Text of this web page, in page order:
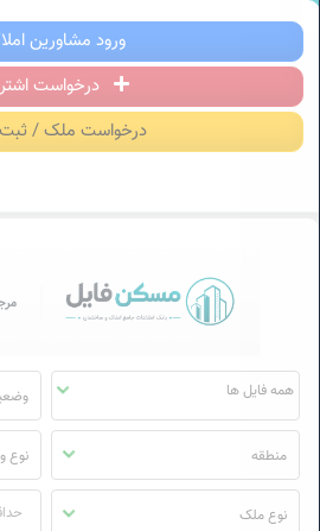
مسکن فایل | خرید،ورود مشاورین
درخواست
درخواست ملک /
مسکن
فایل
منطقه نوع
نوع ملک